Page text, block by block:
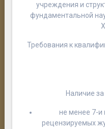
учреждения и
фундаментальной
Требования к
Наличие
не менее 7-и
рецензируемых